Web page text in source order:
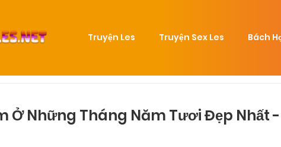
Truyện Les Truyện Sex Les Bách
Ở Những Tháng Năm Tươi Đẹp Nhất